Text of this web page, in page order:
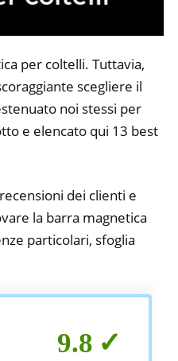
per coltelli. Tuttavia,
scegliere il
noi stessi per
e elencato qui 13 best
dei clienti e
la barra magnetica
particolari, sfoglia
9.8